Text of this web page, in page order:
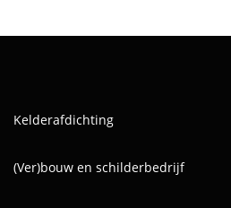
Kelderafdichting
(Ver)bouw en schilderbedrijf